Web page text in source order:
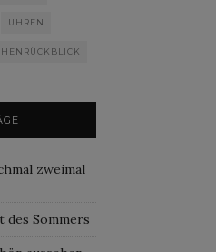
UHREN
zweimal
Sommers